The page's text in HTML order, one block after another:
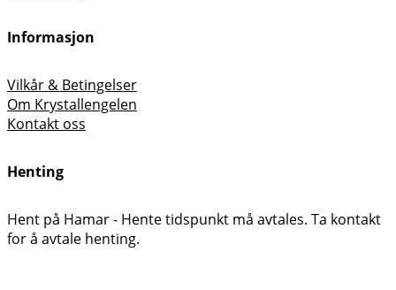
Informasjon
Vilkår & Betingelser
Om Krystallengelen
Kontakt oss
Henting
Hent på Hamar - Hente tidspunkt må avtales. Ta kontakt
for å avtale henting.